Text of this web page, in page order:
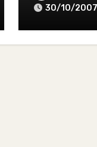
30/10/2007